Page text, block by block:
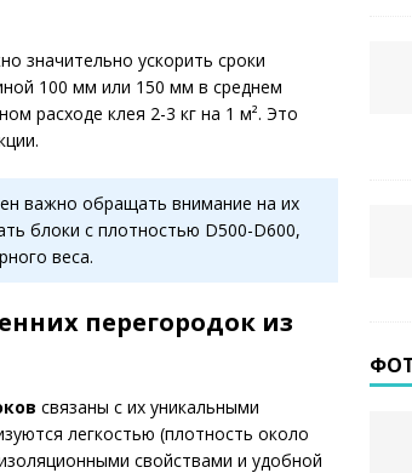
значительно ускорить сроки
100 мм или 150 мм в среднем
расходе клея 2-3 кг на 1 м². Это
важно обращать внимание на их
блоки с плотностью D500-D600,
веса.
перегородок из
связаны с их уникальными
легкостью (плотность около
свойствами и удобной